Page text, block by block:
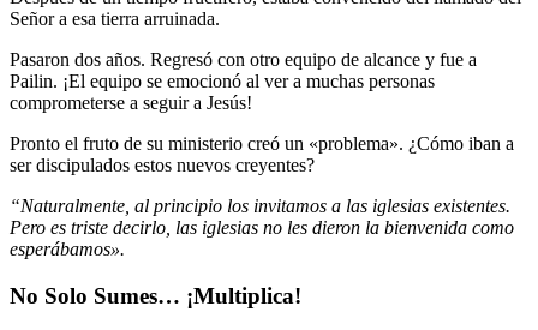
Señor a esa tierra arruinada.
Pasaron dos años. Regresó con otro equipo de alcance y fue a
Pailin. ¡El equipo se emocionó al ver a muchas personas
comprometerse a seguir a Jesús!
Pronto el fruto de su ministerio creó un «problema». ¿Cómo iban a
ser discipulados estos nuevos creyentes?
“Naturalmente, al principio los invitamos a las iglesias existentes.
Pero es triste decirlo, las iglesias no les dieron la bienvenida como
esperábamos».
No Solo Sumes… ¡Multiplica!